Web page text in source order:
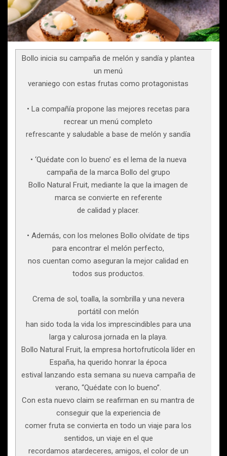
Bollo inicia su campaña de melón y sandía y plantea
un menú
veraniego con estas frutas como protagonistas
• La compañía propone las mejores recetas para
recrear un menú completo
refrescante y saludable a base de melón y sandía
• ‘Quédate con lo bueno’ es el lema de la nueva
campaña de la marca Bollo del grupo
Bollo Natural Fruit, mediante la que la imagen de
marca se convierte en referente
de calidad y placer.
• Además, con los melones Bollo olvídate de tips
para encontrar el melón perfecto,
nos cuentan como aseguran la mejor calidad en
todos sus productos.
Crema de sol, toalla, la sombrilla y una nevera
portátil con melón
han sido toda la vida los imprescindibles para una
larga y calurosa jornada en la playa.
Bollo Natural Fruit, la empresa hortofrutícola líder en
España, ha querido honrar la época
estival lanzando esta semana su nueva campaña de
verano, “Quédate con lo bueno”.
Con esta nuevo claim se reafirman en su mantra de
conseguir que la experiencia de
comer fruta se convierta en todo un viaje para los
sentidos, un viaje en el que
recordamos atardeceres, amigos, el color de un